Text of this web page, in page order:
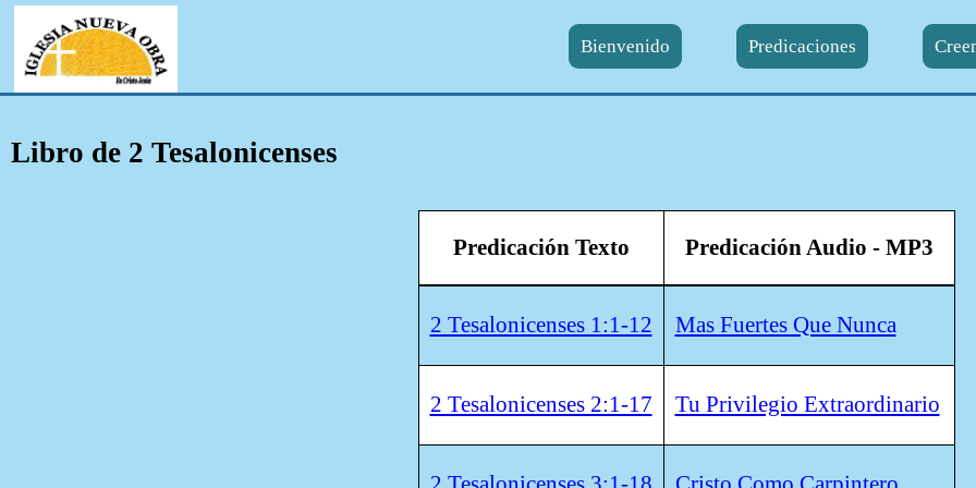
Bienvenido Predicaciones
Libro de 2 Tesalonicenses
Predicación Texto Predicación Audio - MP3
2 Tesalonicenses 1:1-12 Mas Fuertes Que Nunca
2 Tesalonicenses 2:1-17 Tu Privilegio Extraordinario